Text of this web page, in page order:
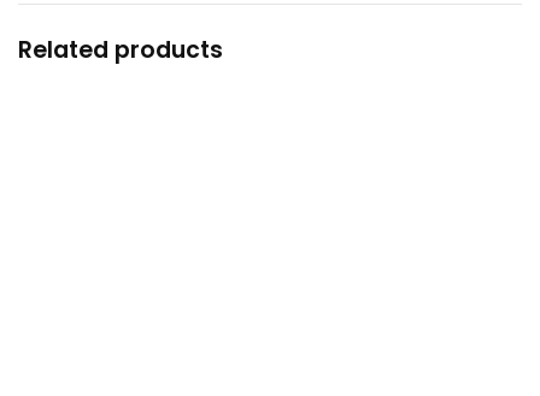
Related products